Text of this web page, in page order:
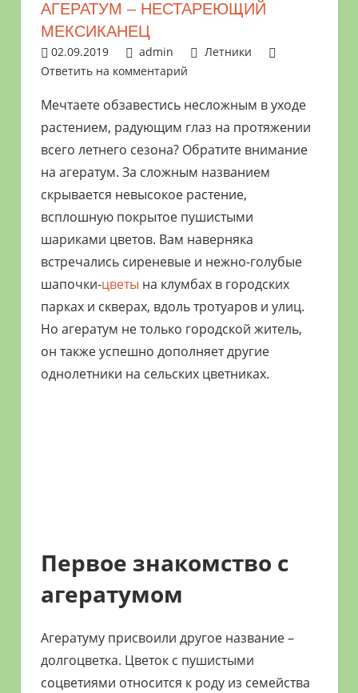
растениями
цветами.
Поможем
дачного
участка
выращивании
богатого
урожая.
АГЕРАТУМ – НЕСТАРЕЮЩИЙ
МЕКСИКАНЕЦ
02.09.2019 admin
Летники
Ответить на комментарий
Мечтаете обзавестись несложным в уходе
растением, радующим глаз на протяжении
всего летнего сезона? Обратите внимание
на агератум. За сложным названием
скрывается невысокое растение,
всплошную покрытое пушистыми
шариками цветов. Вам наверняка
встречались сиреневые и нежно-голубые
шапочки-цветы на клумбах в городских
парках и скверах, вдоль тротуаров и улиц.
Но агератум не только городской житель,
он также успешно дополняет другие
однолетники на сельских цветниках.
Первое знакомство с
агератумом
Агератуму присвоили другое название –
долгоцветка. Цветок с пушистыми
соцветиями относится к роду из семейства